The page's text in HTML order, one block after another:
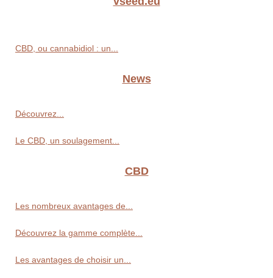
CBD, ou cannabidiol : un...
News
Découvrez...
Le CBD, un soulagement...
CBD
Les nombreux avantages de...
Découvrez la gamme complète...
Les avantages de choisir un...